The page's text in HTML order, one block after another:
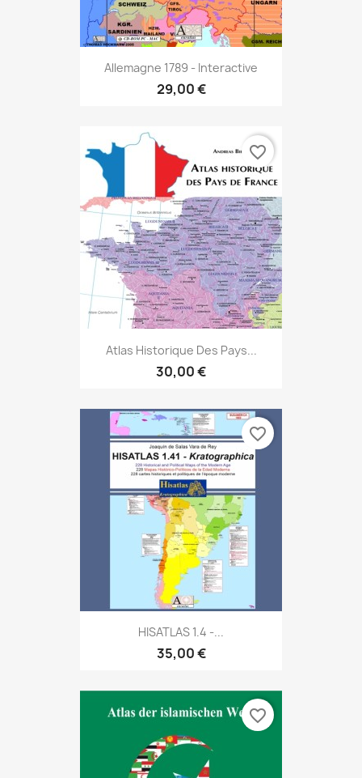
Allemagne 1789 - Interactive
29,00 €
Atlas Historique Des Pays...
30,00 €
favorite_border
HISATLAS 1.4 -...
35,00 €
favorite_border
favorite_border